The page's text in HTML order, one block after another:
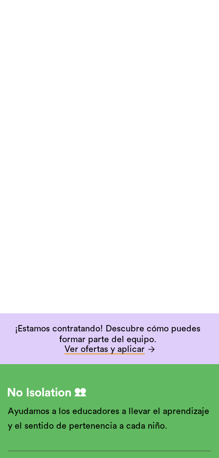
¡Estamos contratando! Descubre cómo puedes
formar parte del equipo.
Ver ofertas y aplicar 
Ayudamos a los educadores a llevar el aprendizaje
y el sentido de pertenencia a cada niño.